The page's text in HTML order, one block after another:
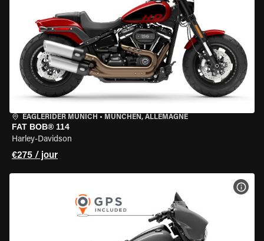
EAGLERIDER MUNICH • MÜNCHEN, ALLEMAGNE
FAT BOB® 114
Harley-Davidson
€275 / jour